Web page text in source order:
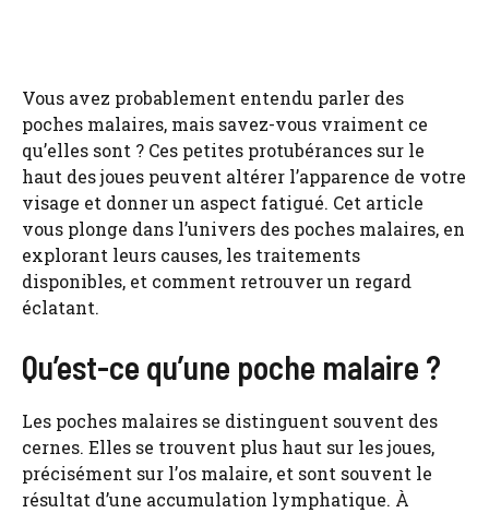
Vous avez probablement entendu parler des
poches malaires, mais savez-vous vraiment ce
qu’elles sont ? Ces petites protubérances sur le
haut des joues peuvent altérer l’apparence de votre
visage et donner un aspect fatigué. Cet article
vous plonge dans l’univers des poches malaires, en
explorant leurs causes, les traitements
disponibles, et comment retrouver un regard
éclatant.
Qu’est-ce qu’une poche malaire ?
Les poches malaires se distinguent souvent des
cernes. Elles se trouvent plus haut sur les joues,
précisément sur l’os malaire, et sont souvent le
résultat d’une accumulation lymphatique. À